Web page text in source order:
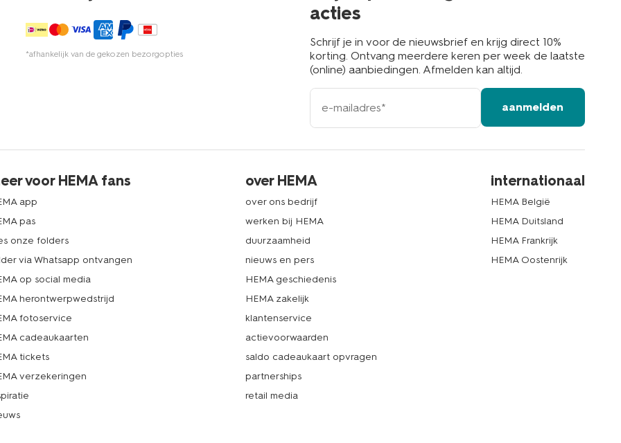
*afhankelijk van de gekozen bezorgopties
acties
Schrijf je in voor de nieuwsbrief en krijg direct 10%
korting. Ontvang meerdere keren per week de laatste
(online) aanbiedingen. Afmelden kan altijd.
e-
mailadres
aanmelden
voor HEMA fans
app
pas
onze folders
via Whatsapp ontvangen
op social media
herontwerpwedstrijd
fotoservice
cadeaukaarten
tickets
verzekeringen
over HEMA
over ons bedrijf
werken bij HEMA
duurzaamheid
nieuws en pers
HEMA geschiedenis
HEMA zakelijk
klantenservice
actievoorwaarden
saldo cadeaukaart opvragen
partnerships
retail media
internationaal
HEMA België
HEMA Duitsland
HEMA Frankrijk
HEMA Oostenrijk